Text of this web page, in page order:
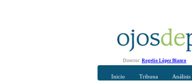
Director: Rogelio López Blanco
Inicio Tribuna Análisis